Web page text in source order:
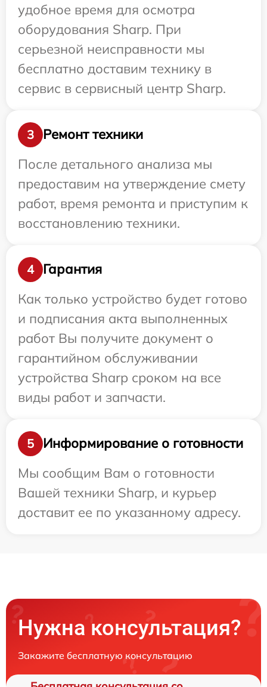
удобное время для осмотра
оборудования Sharp. При
серьезной неисправности мы
бесплатно доставим технику в
сервис в сервисный центр Sharp.
3
Ремонт техники
После детального анализа мы
предоставим на утверждение смету
работ, время ремонта и приступим к
восстановлению техники.
4
Гарантия
Как только устройство будет готово
и подписания акта выполненных
работ Вы получите документ о
гарантийном обслуживании
устройства Sharp сроком на все
виды работ и запчасти.
5
Информирование о готовности
Мы сообщим Вам о готовности
Вашей техники Sharp, и курьер
доставит ее по указанному адресу.
Нужна консультация?
Закажите бесплатную консультацию